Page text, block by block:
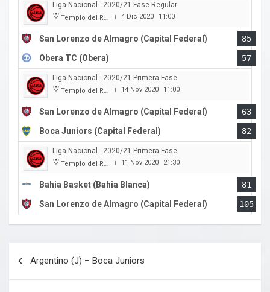
Liga Nacional - 2020/21 Fase Regular
Templo del Rock | 4 Dic 2020 11:00
San Lorenzo de Almagro (Capital Federal)
85
Obera TC (Obera)
57
Liga Nacional - 2020/21 Primera Fase
Templo del Rock | 14 Nov 2020 11:00
San Lorenzo de Almagro (Capital Federal)
63
Boca Juniors (Capital Federal)
82
Liga Nacional - 2020/21 Primera Fase
Templo del Rock | 11 Nov 2020 21:30
Bahia Basket (Bahia Blanca)
81
San Lorenzo de Almagro (Capital Federal)
105
Argentino (J) – Boca Juniors